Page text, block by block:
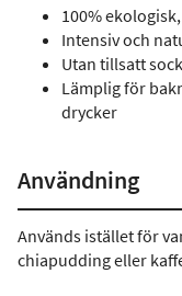
100%
Intensiv och
Utan tillsatt
Lämplig för
drycker
Användning
Används istället för
chiapudding eller